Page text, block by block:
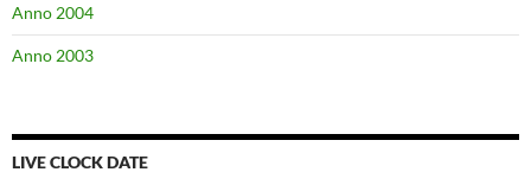
Anno 2004
Anno 2003
LIVE CLOCK DATE